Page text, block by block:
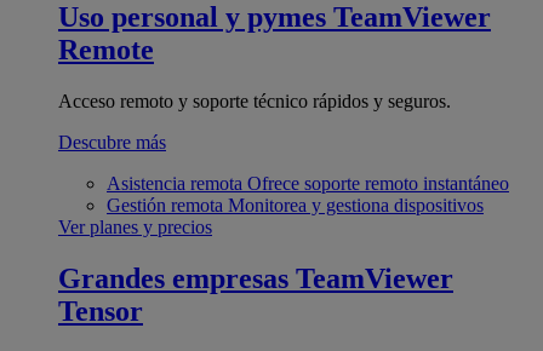
Uso personal y pymes TeamViewer
Remote
Acceso remoto y soporte técnico rápidos y seguros.
Descubre más
Asistencia remota Ofrece soporte remoto instantáneo
Gestión remota Monitorea y gestiona dispositivos
Ver planes y precios
Grandes empresas TeamViewer
Tensor